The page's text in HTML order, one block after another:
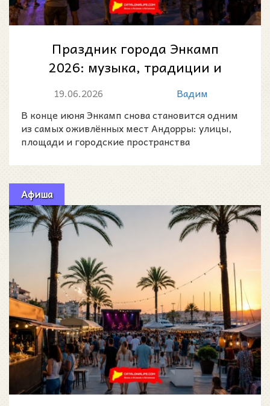
Праздник города Энкамп
2026: музыка, традиции и
летняя атмосфера в сердце
19.06.2026
Вадим
В конце июня Энкамп снова становится одним
из самых оживлённых мест Андорры: улицы,
площади и городские пространства
Афиша